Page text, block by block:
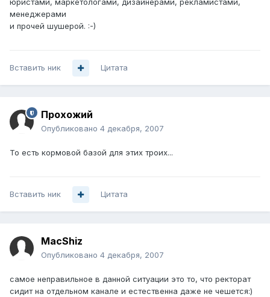
юристами, маркетологами, дизайнерами, рекламистами,
менеджерами
и прочей шушерой. :-)
Вставить ник Цитата
Прохожий
Опубликовано 4 декабря, 2007
То есть кормовой базой для этих троих...
Вставить ник Цитата
MacShiz
Опубликовано 4 декабря, 2007
самое неправильное в данной ситуации это то, что ректорат
сидит на отдельном канале и естественна даже не чешется:)